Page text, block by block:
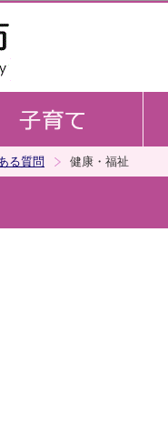
る質問 健康・福祉